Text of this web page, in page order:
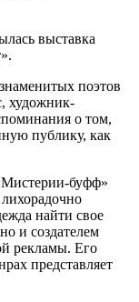
выставка
поэтов
художник-
о том,
публику, как
буфф»
найти свое
и создателем
рекламы. Его
представляет